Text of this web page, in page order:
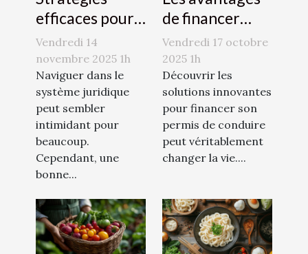
efficaces pour
naviguer dans
le système
juridique
Vendredi 14
novembre 2025 1h
Naviguer dans le
système juridique
peut sembler
intimidant pour
beaucoup.
Cependant, une
bonne...
de financer
votre permis de
conduire avec
le CPF
Vendredi 17 octobre
2025 1h
Découvrir les
solutions innovantes
pour financer son
permis de conduire
peut véritablement
changer la vie....